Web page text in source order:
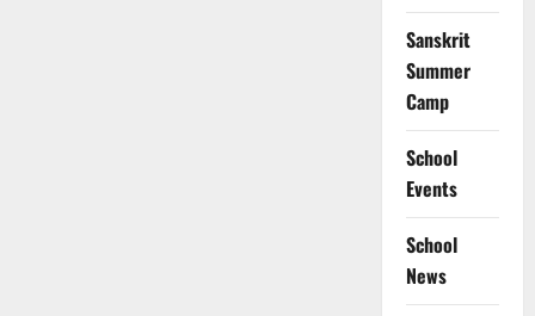
Sanskrit
Summer
Camp
School
Events
School
News